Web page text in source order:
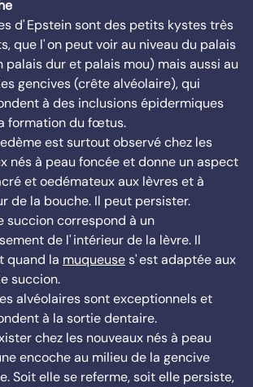
d' Epstein sont des petits kystes très
que l' on peut voir au niveau du palais
palais dur et palais mou) mais aussi au
gencives (crête alvéolaire), qui
à des inclusions épidermiques
formation du fœtus.
est surtout observé chez les
nés à peau foncée et donne un aspect
et oedémateux aux lèvres et à
de la bouche. Il peut persister.
succion correspond à un
de l' intérieur de la lèvre. Il
quand la muqueuses' est adaptée aux
succion.
alvéolaires sont exceptionnels et
à la sortie dentaire.
chez les nouveaux nés à peau
encoche au milieu de la gencive
Soit elle se referme, soit elle persiste,